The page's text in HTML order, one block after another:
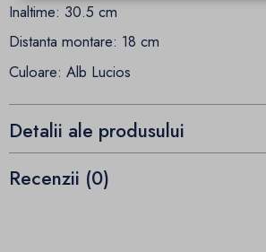
Inaltime: 30.5 cm
Distanta montare: 18 cm
Culoare: Alb Lucios
Detalii ale produsului
Recenzii (0)